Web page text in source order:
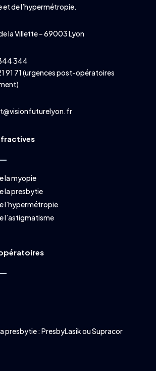
et de l’hypermétropie.
la Villette – 69003 Lyon
344
91 71 (urgences post-opératoires
la myopie
la presbytie
l’hypermétropie
l’astigmatisme
presbytie :PresbyLasikouSupracor